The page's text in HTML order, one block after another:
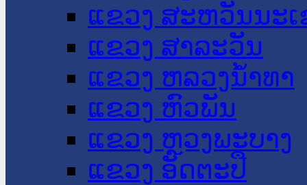
ແຂວງ ສະຫວັນນະ
ແຂວງ ສາລະວັນ
ແຂວງ ຫລວງນໍ້າທາ
ແຂວງ ຫົວພັນ
ແຂວງ ຫຼວງພະບາງ
ແຂວງ ອັດຕະປື